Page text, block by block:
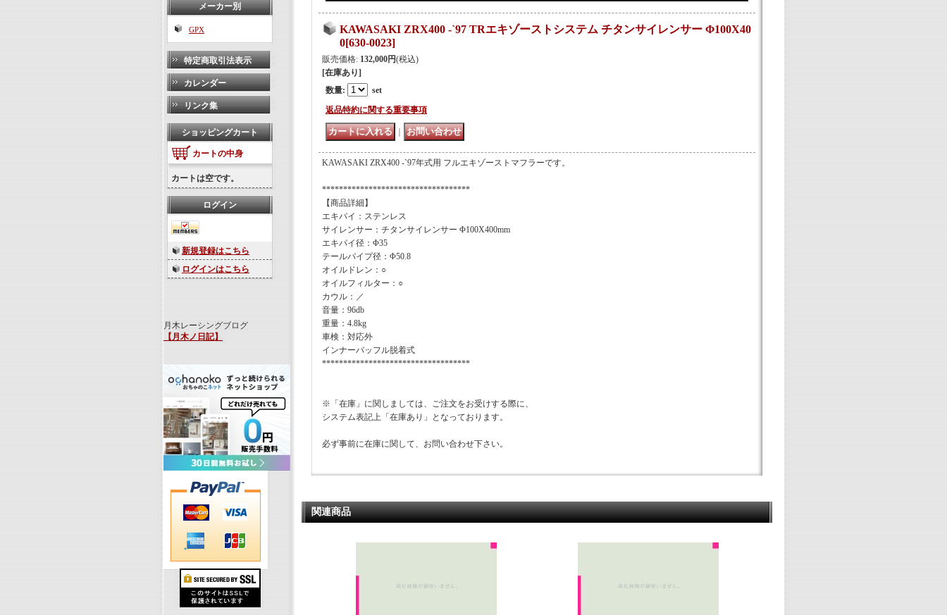
メーカー別
GPX
特定商取引法表示
カレンダー
リンク集
ショッピングカート
カートの中身
カートは空です。
ログイン
新規登録はこちら
ログインはこちら
月木レーシングブログ
【月木ノ日記】
KAWASAKI ZRX400 -`97 TRエキゾーストシステム チタンサイレンサー Φ100X40
0[630-0023]
販売価格: 132,000円(税込)
[在庫あり]
数量:
set
返品特約に関する重要事項
KAWASAKI ZRX400 -`97年式用 フルエキゾーストマフラーです。
***********************************
【商品詳細】
エキパイ：ステンレス
サイレンサー：チタンサイレンサー Φ100X400mm
エキパイ径：Φ35
テールパイプ径：Φ50.8
オイルドレン：○
オイルフィルター：○
カウル：／
音量：96db
重量：4.8kg
車検：対応外
インナーバッフル脱着式
***********************************
※「在庫」に関しましては、ご注文をお受けする際に、
システム表記上「在庫あり」となっております。
必ず事前に在庫に関して、お問い合わせ下さい。
関連商品